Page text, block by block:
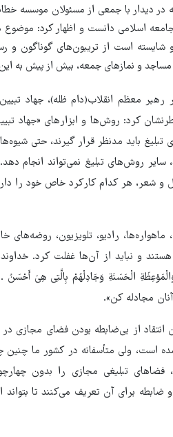
دیدار با جمعی از مسئولان موسسه
اسلامی دانست و اظهار کرد: موضوع
شایسته است از تریبون‌های گوناگون و
و نمازهای جمعه، بیش از پیش به
رهبر معظم انقلاب(دام ظله)، جهاد
کرد: روش‌ها و ابزارهای «جهاد
باید مدنظر قرار گیرند، حتی
سایر روش‌های تبلیغ نمی‌تواند انجام
شعر، هر کدام کارکرد خاص خود را
رادیو، تلویزیون،
الْحَسَنَةِ وَجَادِلْهُمْ بِالَّتِی هِیَ
مجادله کن».
از بی‌ضابطه بودن فضای مجازی
است، ولی متأسفانه در کشور ما
تبلیغی مجازی را بدون
برای آن تعریف می‌کنند تا
آمریکا را
ترامپ نماد